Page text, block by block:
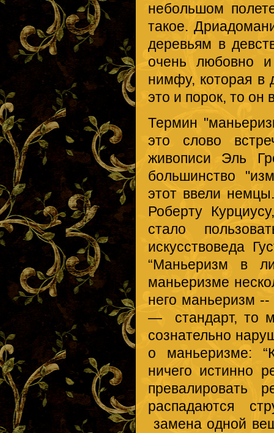
небольшом
такое.
деревьям в
очень любовно
нимфу, которая в
это и порок, то он
Термин
это слово
живописи Эль
большинство
этот ввели
Роберту
стало
искусствоведа
“Маньеризм в
маньеризме
него маньеризм
— стандарт, то
сознательно
о маньеризме:
ничего истинно
превалировать
распадаются
замена одной